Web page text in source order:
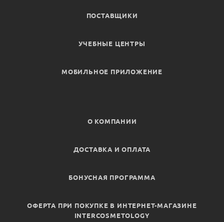
ПОСТАВЩИКИ
УЧЕБНЫЕ ЦЕНТРЫ
МОБИЛЬНОЕ ПРИЛОЖЕНИЕ
О КОМПАНИИ
ДОСТАВКА И ОПЛАТА
БОНУСНАЯ ПРОГРАММА
ОФЕРТА ПРИ ПОКУПКЕ В ИНТЕРНЕТ-МАГАЗИНЕ
INTERCOSMETOLOGY